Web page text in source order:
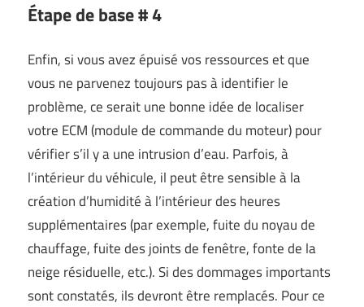
Étape de base # 4
Enfin, si vous avez épuisé vos ressources et que
vous ne parvenez toujours pas à identifier le
problème, ce serait une bonne idée de localiser
votre ECM (module de commande du moteur) pour
vérifier s’il y a une intrusion d’eau. Parfois, à
l’intérieur du véhicule, il peut être sensible à la
création d’humidité à l’intérieur des heures
supplémentaires (par exemple, fuite du noyau de
chauffage, fuite des joints de fenêtre, fonte de la
neige résiduelle, etc.). Si des dommages importants
sont constatés, ils devront être remplacés. Pour ce